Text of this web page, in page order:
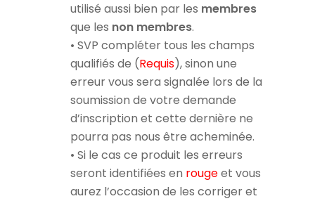
utilisé aussi bien par les membres
que les non membres.
• SVP compléter tous les champs
qualifiés de (Requis), sinon une
erreur vous sera signalée lors de la
soumission de votre demande
d’inscription et cette dernière ne
pourra pas nous être acheminée.
• Si le cas ce produit les erreurs
seront identifiées en rougeet vous
aurez l’occasion de les corriger et